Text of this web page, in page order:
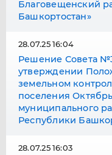
Благовещенский
Башкортостан»
Решение Совета
утверждении
земельном
поселения
муниципального
Республики
28.07.25 16:04
28.07.25 16:03